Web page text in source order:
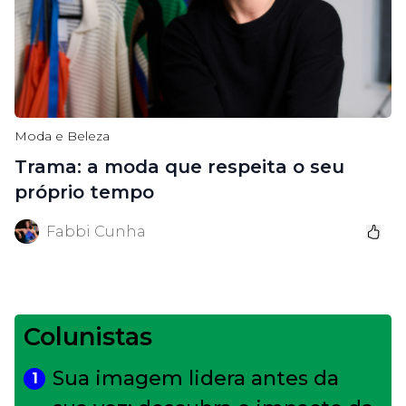
Moda e Beleza
Trama: a moda que respeita o seu
próprio tempo
Fabbi Cunha
Colunistas
1
Sua imagem lidera antes da